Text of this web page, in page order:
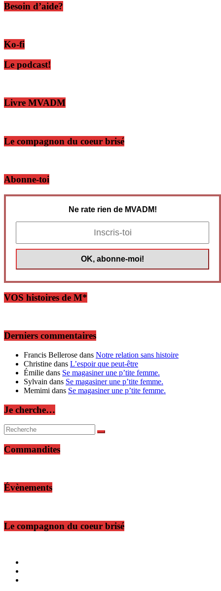
Besoin d’aide?
Ko-fi
Le podcast!
Livre MVADM
Le compagnon du coeur brisé
Abonne-toi
Ne rate rien de MVADM!
VOS histoires de M*
Derniers commentaires
Francis Bellerose dans Notre relation sans histoire
Christine dans L’espoir que peut-être
Émilie dans Se magasiner une p’tite femme.
Sylvain dans Se magasiner une p’tite femme.
Memimi dans Se magasiner une p’tite femme.
Je cherche…
Commandites
Évènements
Le compagnon du coeur brisé